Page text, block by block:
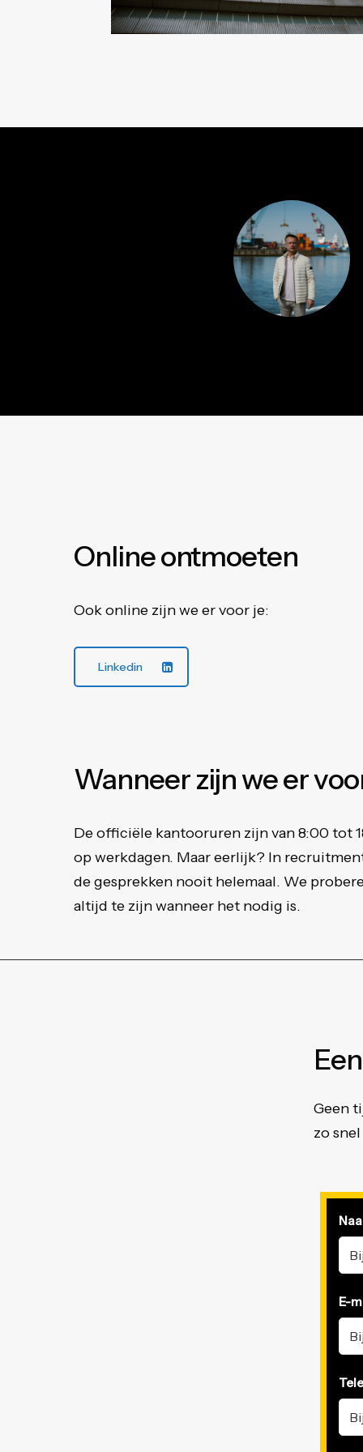
Onlineontmoeten
Ook online zijn we er voor je:
Linkedin
Wanneerzijnweer
De officiële kantooruren zijn van 8:00 tot
op werkdagen. Maar eerlijk? In
de gesprekken nooit helemaal. We
altijd te zijn wanneer het nodig is.
Een
Geen
zo
E-